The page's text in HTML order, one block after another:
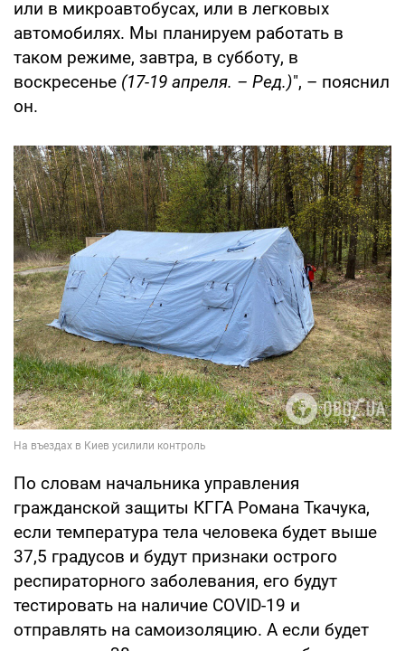
или в микроавтобусах, или в легковых
автомобилях. Мы планируем работать в
таком режиме, завтра, в субботу, в
воскресенье (17-19 апреля. – Ред.)", – пояснил
он.
По словам начальника управления
гражданской защиты КГГА Романа Ткачука,
если температура тела человека будет выше
37,5 градусов и будут признаки острого
респираторного заболевания, его будут
тестировать на наличие COVID-19 и
отправлять на самоизоляцию. А если будет